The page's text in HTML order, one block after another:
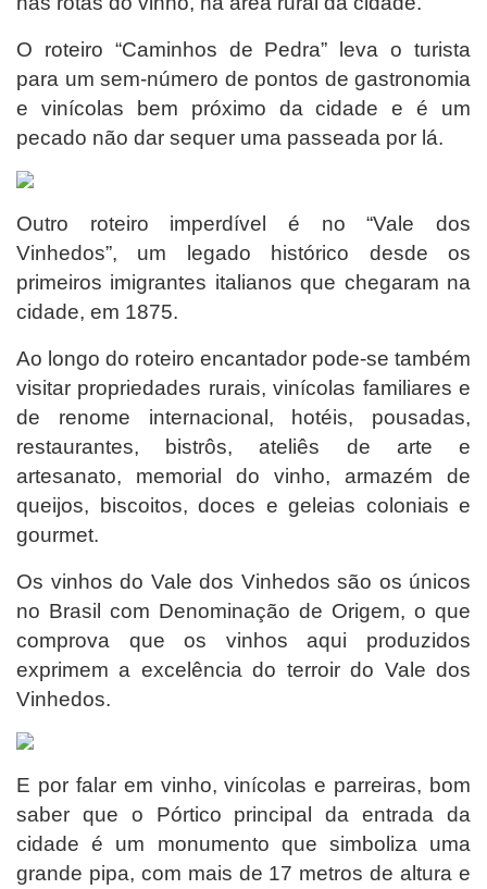
O roteiro “Caminhos de Pedra” leva o turista
para um sem-número de pontos de gastronomia
e vinícolas bem próximo da cidade e é um
pecado não dar sequer uma passeada por lá.
Outro roteiro imperdível é no “Vale dos
Vinhedos”, um legado histórico desde os
primeiros imigrantes italianos que chegaram na
cidade, em 1875.
Ao longo do roteiro encantador pode-se também
visitar propriedades rurais, vinícolas familiares e
de renome internacional, hotéis, pousadas,
restaurantes, bistrôs, ateliês de arte e
artesanato, memorial do vinho, armazém de
queijos, biscoitos, doces e geleias coloniais e
gourmet.
Os vinhos do Vale dos Vinhedos são os únicos
no Brasil com Denominação de Origem, o que
comprova que os vinhos aqui produzidos
exprimem a excelência do terroir do Vale dos
Vinhedos.
E por falar em vinho, vinícolas e parreiras, bom
saber que o Pórtico principal da entrada da
cidade é um monumento que simboliza uma
grande pipa, com mais de 17 metros de altura e